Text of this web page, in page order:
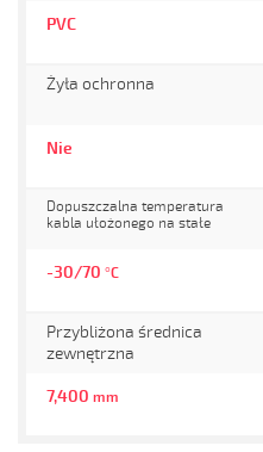
PVC
Żyła ochronna
Nie
Dopuszczalna temperatura
kabla ułożonego na stałe
-30/70 °C
Przybliżona średnica
zewnętrzna
7,400 mm